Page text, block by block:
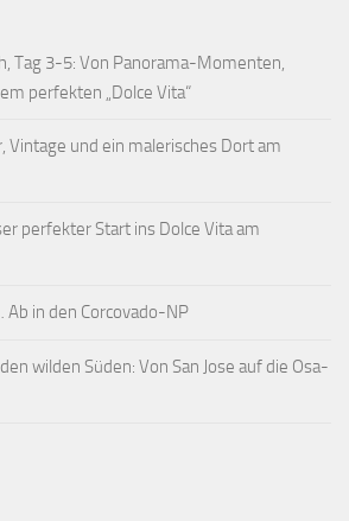
Tag 3-5: Von Panorama-Momenten,
perfekten „Dolce Vita“
Vintage und ein malerisches Dort am
perfekter Start ins Dolce Vita am
Ab in den Corcovado-NP
wilden Süden: Von San Jose auf die Osa-